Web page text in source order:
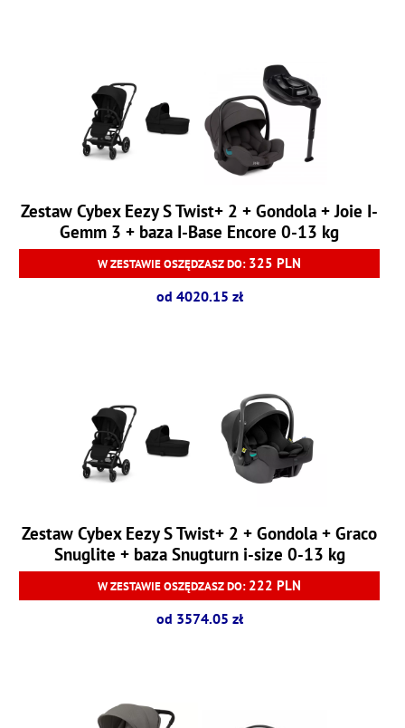
Zestaw Cybex Eezy S Twist+ 2 + Gondola + Joie I-
Gemm 3 + baza I-Base Encore 0-13 kg
W ZESTAWIE OSZĘDZASZ DO: 325 PLN
od 4020.15 zł
Zestaw Cybex Eezy S Twist+ 2 + Gondola + Graco
Snuglite + baza Snugturn i-size 0-13 kg
W ZESTAWIE OSZĘDZASZ DO: 222 PLN
od 3574.05 zł